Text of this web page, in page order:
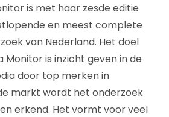
is met haar zesde editie
en meest complete
van Nederland. Het doel
Monitor is inzicht geven in de
door top merken in
markt wordt het onderzoek
erkend. Het vormt voor veel